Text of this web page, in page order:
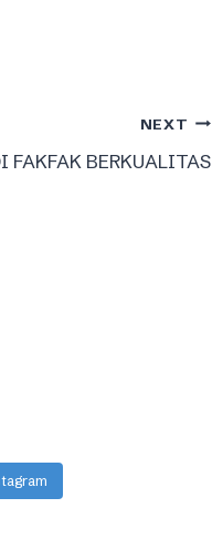
NEXT
FAKFAK BERKUALITAS